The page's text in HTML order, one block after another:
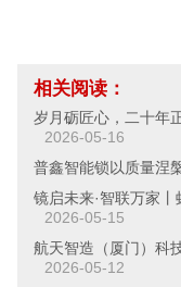
相关阅读：
岁月砺匠心，二十年
2026-05-16
普鑫智能锁以质量涅
镜启未来·智联万家
2026-05-15
航天智造（厦门）科
2026-05-12